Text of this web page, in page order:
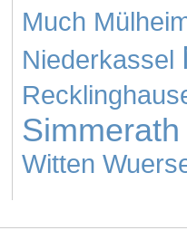
Much
Niederkassel
Simmerath
Witten